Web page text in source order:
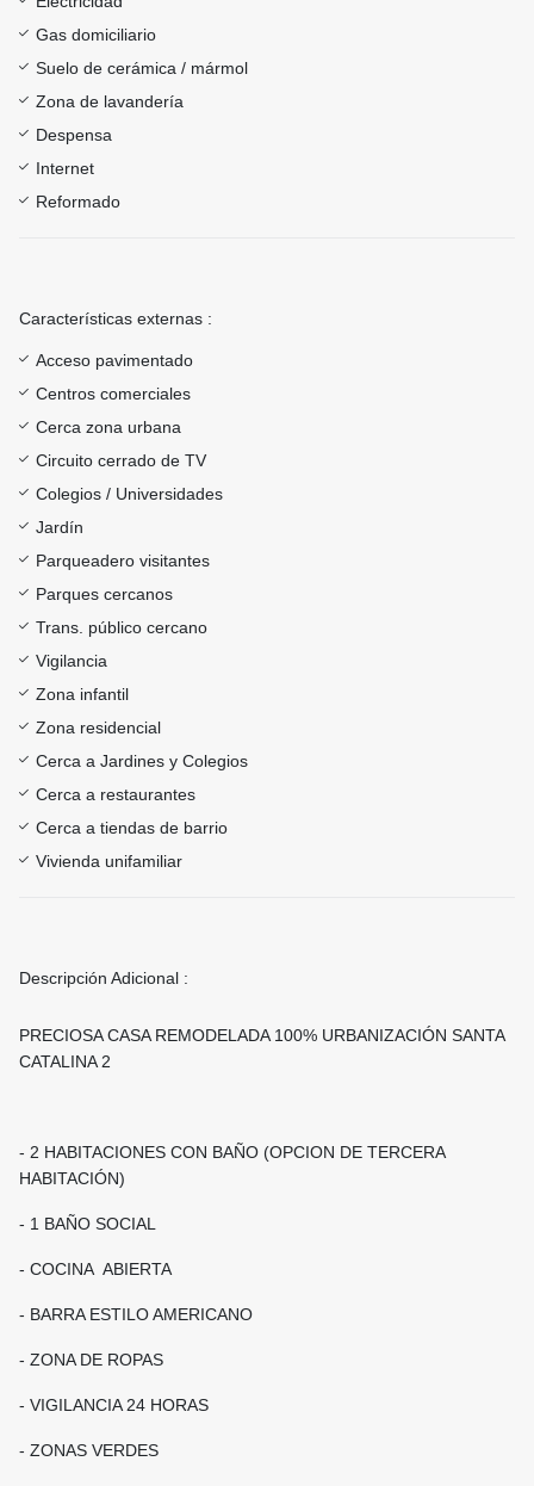
Gas domiciliario
Suelo de cerámica / mármol
Zona de lavandería
Despensa
Internet
Reformado
Características externas :
Acceso pavimentado
Centros comerciales
Cerca zona urbana
Circuito cerrado de TV
Colegios / Universidades
Jardín
Parqueadero visitantes
Parques cercanos
Trans. público cercano
Vigilancia
Zona infantil
Zona residencial
Cerca a Jardines y Colegios
Cerca a restaurantes
Cerca a tiendas de barrio
Vivienda unifamiliar
Descripción Adicional :
PRECIOSA CASA REMODELADA 100% URBANIZACIÓN SANTA
CATALINA 2
- 2 HABITACIONES CON BAÑO (OPCION DE TERCERA
HABITACIÓN)
- 1 BAÑO SOCIAL
- COCINA ABIERTA
- BARRA ESTILO AMERICANO
- ZONA DE ROPAS
- VIGILANCIA 24 HORAS
- ZONAS VERDES